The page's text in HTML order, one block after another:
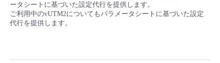
ータシートに基づいた設定代行を提供します。
ご利用中のvUTM2についてもパラメータシートに基づいた設定
代行を提供します。